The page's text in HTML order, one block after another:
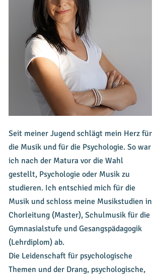
Seit meiner Jugend schlägt mein Herz für
die Musik und für die Psychologie. So war
ich nach der Matura vor die Wahl
gestellt, Psychologie oder Musik zu
studieren. Ich entschied mich für die
Musik und schloss meine Musikstudien in
Chorleitung (Master), Schulmusik für die
Gymnasialstufe und Gesangspädagogik
(Lehrdiplom) ab.
Die Leidenschaft für psychologische
Themen und der Drang, psychologische,